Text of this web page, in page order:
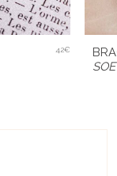
42€